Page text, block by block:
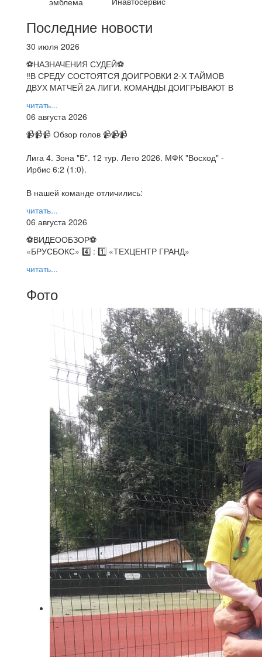
Последние новости
30 июля 2026
⚽НАЗНАЧЕНИЯ СУДЕЙ⚽
‼В СРЕДУ СОСТОЯТСЯ ДОИГРОВКИ 2-Х ТАЙМОВ
ДВУХ МАТЧЕЙ 2А ЛИГИ. КОМАНДЫ ДОИГРЫВАЮТ В
читать...
06 августа 2026
📹📹📹 Обзор голов 📹📹📹
Лига 4. Зона "Б". 12 тур. Лето 2026. МФК "Восход" -
Ирбис 6:2 (1:0).
В нашей команде отличились:
читать...
06 августа 2026
⚽️ВИДЕООБЗОР⚽️
«БРУСБОКС» 4️⃣ : 1️⃣ «ТЕХЦЕНТР ГРАНД»
читать...
Фото